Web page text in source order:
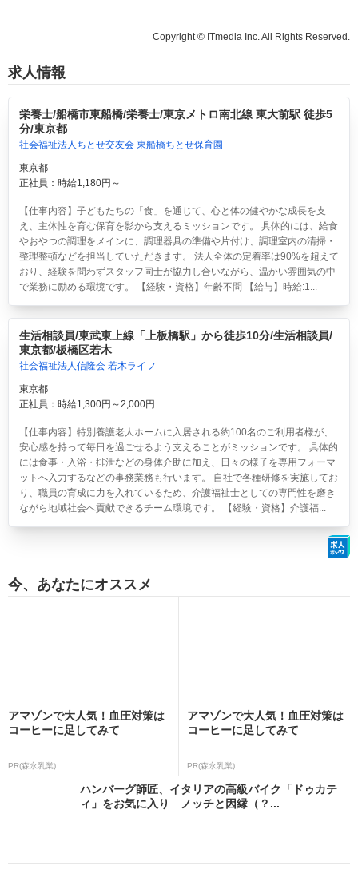
Copyright © ITmedia Inc. All Rights Reserved.
求人情報
栄養士/船橋市東船橋/栄養士/東京メトロ南北線 東大前駅 徒歩5
分/東京都
社会福祉法人ちとせ交友会 東船橋ちとせ保育園
東京都
正社員：時給1,180円～
【仕事内容】子どもたちの「食」を通じて、心と体の健やかな成長を支
え、主体性を育む保育を影から支えるミッションです。 具体的には、給食
やおやつの調理をメインに、調理器具の準備や片付け、調理室内の清掃・
整理整頓などを担当していただきます。 法人全体の定着率は90%を超えて
おり、経験を問わずスタッフ同士が協力し合いながら、温かい雰囲気の中
で業務に励める環境です。 【経験・資格】年齢不問 【給与】時給:1...
生活相談員/東武東上線「上板橋駅」から徒歩10分/生活相談員/
東京都/板橋区若木
社会福祉法人信隆会 若木ライフ
東京都
正社員：時給1,300円～2,000円
【仕事内容】特別養護老人ホームに入居される約100名のご利用者様が、
安心感を持って毎日を過ごせるよう支えることがミッションです。 具体的
には食事・入浴・排泄などの身体介助に加え、日々の様子を専用フォーマ
ットへ入力するなどの事務業務も行います。 自社で各種研修を実施してお
り、職員の育成に力を入れているため、介護福祉士としての専門性を磨き
ながら地域社会へ貢献できるチーム環境です。 【経験・資格】介護福...
今、あなたにオススメ
アマゾンで大人気！血圧対策は
コーヒーに足してみて
PR(森永乳業)
アマゾンで大人気！血圧対策は
コーヒーに足してみて
PR(森永乳業)
ハンバーグ師匠、イタリアの高級バイク「ドゥカテ
ィ」をお気に入り ノッチと因縁（？...